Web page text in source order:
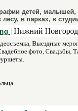
детей,
в парках, в
| Нижний
Выездные
фото, Свадьбы,